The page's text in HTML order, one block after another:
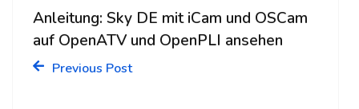
Anleitung: Sky DE mit iCam und OSCam
auf OpenATV und OpenPLI ansehen
Previous Post